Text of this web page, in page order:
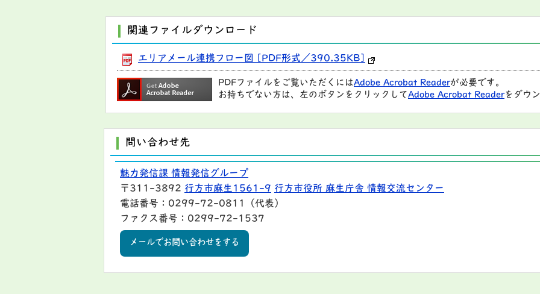
関連ファイルダウンロード
エリアメール連携フロー図 [PDF形式／390.35KB]
PDFファイルをご覧いただくにはAdobe Acrobat Readerが必要です。
お持ちでない方は、左のボタンをクリックして Adobe Acrobat Readerをダウ
問い合わせ先
魅力発信課 情報発信グループ
〒311-3892 行方市麻生1561-9 行方市役所 麻生庁舎 情報交流センター
電話番号：0299-72-0811（代表）
ファクス番号：0299-72-1537
メールでお問い合わせをする